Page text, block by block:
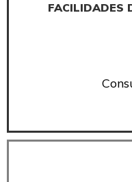
FACILIDADES